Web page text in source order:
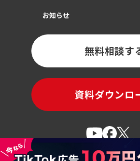
お知らせ
無料相談す
資料ダウンロ